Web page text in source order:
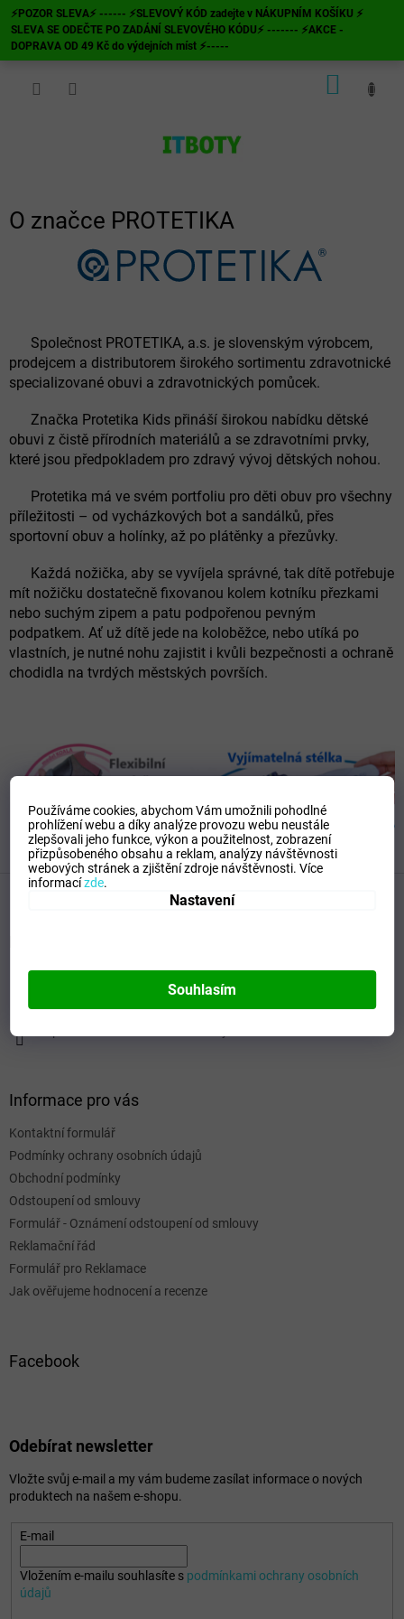
Používáme cookies, abychom Vám umožnili pohodlné
prohlížení webu a díky analýze provozu webu neustále
zlepšovali jeho funkce, výkon a použitelnost,zobrazení
přizpůsobeného obsahu a reklam, analýzy návštěvnosti
webových stránek a zjištění zdroje návštěvnosti.Více
informacízde.
Nastavení
Souhlasím
Přejít
na
obsah
⚡POZOR SLEVA⚡ ------ ⚡SLEVOVÝ KÓD zadejte v NÁKUPNÍM KOŠÍKU ⚡
SLEVA SE ODEČTE PO ZADÁNÍ SLEVOVÉHO KÓDU⚡ ------- ⚡AKCE -
DOPRAVA OD 49 Kč do výdejních míst ⚡-----
O značce PROTETIKA
Společnost PROTETIKA, a.s. je slovenským výrobcem,
prodejcem a distributorem širokého sortimentu zdravotnické
specializované obuvi a zdravotnických pomůcek.
Značka Protetika Kids přináší širokou nabídku dětské
obuvi z čistě přírodních materiálů a se zdravotními prvky,
které jsou předpokladem pro zdravý vývoj dětských nohou.
Protetika má ve svém portfoliu pro děti obuv pro všechny
příležitosti – od vycházkových bot a sandálků, přes
sportovní obuv a holínky, až po plátěnky a přezůvky.
Každá nožička, aby se vyvíjela správné, tak dítě potřebuje
mít nožičku dostatečně fixovanou kolem kotníku přezkami
nebo suchým zipem a patu podpořenou pevným
podpatkem. Ať už dítě jede na koloběžce, nebo utíká po
vlastních, je nutné nohu zajistit i kvůli bezpečnosti a ochraně
chodidla na tvrdých městských površích.
Informace pro vás
Kontaktní formulář
Podmínky ochrany osobních údajů
Obchodní podmínky
Odstoupení od smlouvy
Formulář - Oznámení odstoupení od smlouvy
Reklamační řád
Formulář pro Reklamace
Jak ověřujeme hodnocení a recenze
Facebook
Odebírat newsletter
Vložte svůj e-mail a my vám budeme zasílat informace o nových
produktech na našem e-shopu.
E-mail
Vložením e-mailu souhlasíte s podmínkami ochrany osobních
údajů